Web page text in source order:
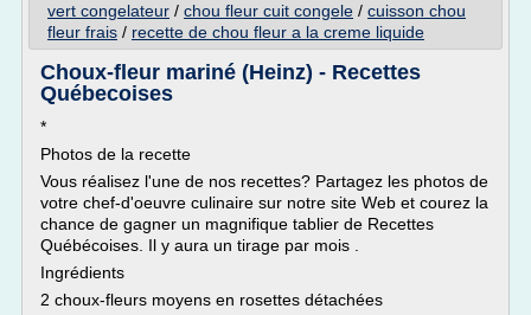
vert congelateur / chou fleur cuit congele / cuisson chou
fleur frais / recette de chou fleur a la creme liquide
Choux-fleur mariné (Heinz) - Recettes
Québecoises
*
Photos de la recette
Vous réalisez l'une de nos recettes? Partagez les photos de
votre chef-d'oeuvre culinaire sur notre site Web et courez la
chance de gagner un magnifique tablier de Recettes
Québécoises. Il y aura un tirage par mois .
Ingrédients
2 choux-fleurs moyens en rosettes détachées